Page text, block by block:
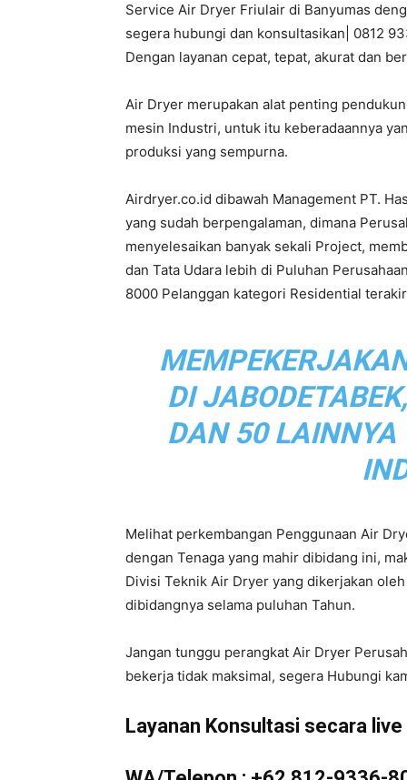
PT.
Hasta
Prakarsa
Cipta
Air
Service Air Dryer Friulair di Banyumas
segera hubungi dan konsultasikan| 0812
Dengan layanan cepat, tepat, akurat dan
Air Dryer merupakan alat penting
mesin Industri, untuk itu keberadaannya
produksi yang sempurna.
Airdryer.co.id dibawah Management PT.
yang sudah berpengalaman, dimana
menyelesaikan banyak sekali Project,
dan Tata Udara lebih di Puluhan
8000 Pelanggan kategori Residential
DI
DAN 50 LAINNYA
Melihat perkembangan Penggunaan Air
dengan Tenaga yang mahir dibidang ini,
Divisi Teknik Air Dryer yang dikerjakan
dibidangnya selama puluhan Tahun.
Jangan tunggu perangkat Air Dryer
bekerja tidak maksimal, segera Hubungi
Layanan Konsultasi secara live